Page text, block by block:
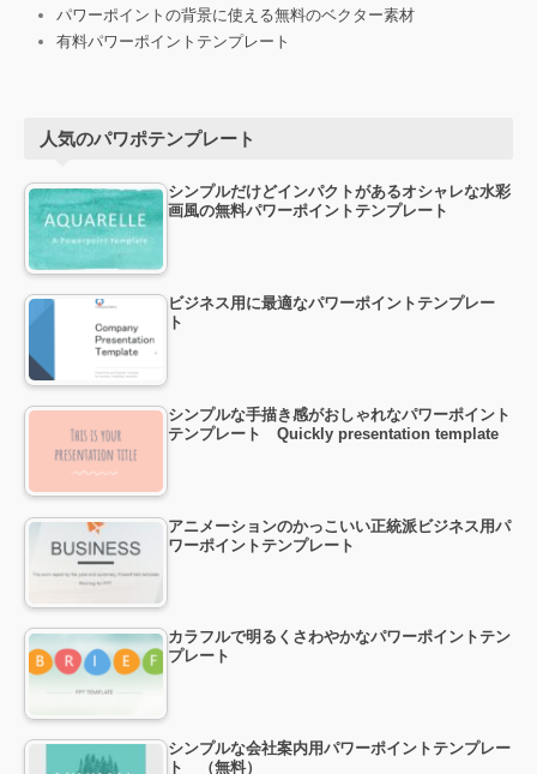
パワーポイントの背景に使える無料のベクター素材
有料パワーポイントテンプレート
人気のパワポテンプレート
シンプルだけどインパクトがあるオシャレな水彩
画風の無料パワーポイントテンプレート
ビジネス用に最適なパワーポイントテンプレー
ト
シンプルな手描き感がおしゃれなパワーポイント
テンプレート Quickly presentation template
アニメーションのかっこいい正統派ビジネス用パ
ワーポイントテンプレート
カラフルで明るくさわやかなパワーポイントテン
プレート
シンプルな会社案内用パワーポイントテンプレー
ト （無料）